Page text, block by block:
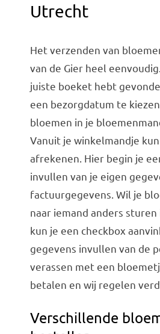
Utrecht
Het verzenden van
van de Gier heel
juiste boeket hebt
een bezorgdatum te
bloemen in je
Vanuit je winkelmandje
afrekenen. Hier begin je
invullen van je eigen
factuurgegevens. Wil je
naar iemand anders sturen
kun je een checkbox
gegevens invullen van de
verassen met een
betalen en wij regelen
Verschillende